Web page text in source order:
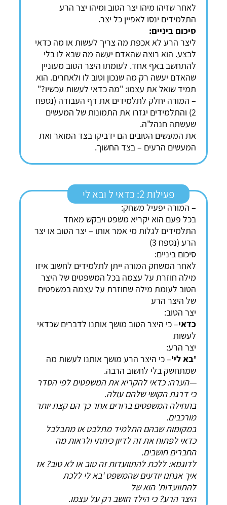
לאחר שזיהו מיהו יצר הטוב ומיהו יצר הרע
התלמידים ינסו לאפיין כל יצר.
סיכום ביניים:
ליצר הרע לא אכפת מה צריך לעשות או מה כדאי
לבצע. הוא רוצה שהאדם יעשה מה שבא לו בלי
להתחשב באף אחד. לעומתו היצר הטוב מעוניין
שהאדם יעשה רק מה שנכון וטוב לו ולאחרים. הוא
תמיד שואל את עצמו: "מה כדאי לעשות עכשיו?"
– המורה יחלק לתלמידים את דף העבודה (נספח
2) והתלמידים יגזרו את התמונות של המעשים
שעשתה חנהל'ה.
את המעשים הטובים הם ידביקו בצד המואר ואת
המעשים הרעים – בצד החשוך.
פעילות 2: כדאי ל ובא לי
– המורה יפעיל משחק:
בכל פעם הוא יקריא משפט ויבקש מאחד
התלמידים לגלות מי אמר אותו – יצר הטוב או יצר
הרע (נספח 3)
סיכום ביניים:
לאחר המשחק המורה ייתן לתלמידים לחשוב איזו
מילה חוזרת על עצמה בכל המשפטים של היצר
הטוב לעומת מילה שחוזרת על עצמה במשפטים
של היצר הרע
יצר הטוב:
כדאי– כי היצר הטוב מושך אותנו לדברים שכדאי
לעשות
יצר הרע:
'בא לי'– כי היצר הרע מושך אותנו לעשות מה
שמתחשק בלי לחשוב הרבה.
—הערה: כדאי להקריא את המשפטים לפי הסדר
כי דרגת הקושי שלהם עולה.
בתחילה המשפטים ברורים אחר כך הם קצת יותר
מורכבים.
במקומות שבהם התלמיד מתלבט או מתבלבל
כדאי לפתוח את זה לדיון כיתתי ולראות מה
החברים חושבים.
לדוגמא: ללכת להתוועדות זה טוב או לא טוב? אז
איך אנחנו יודעים שהמשפט 'בא לי ללכת
להתוועדות' הוא של
היצר הרע? כי הילד חושב רק על עצמו.